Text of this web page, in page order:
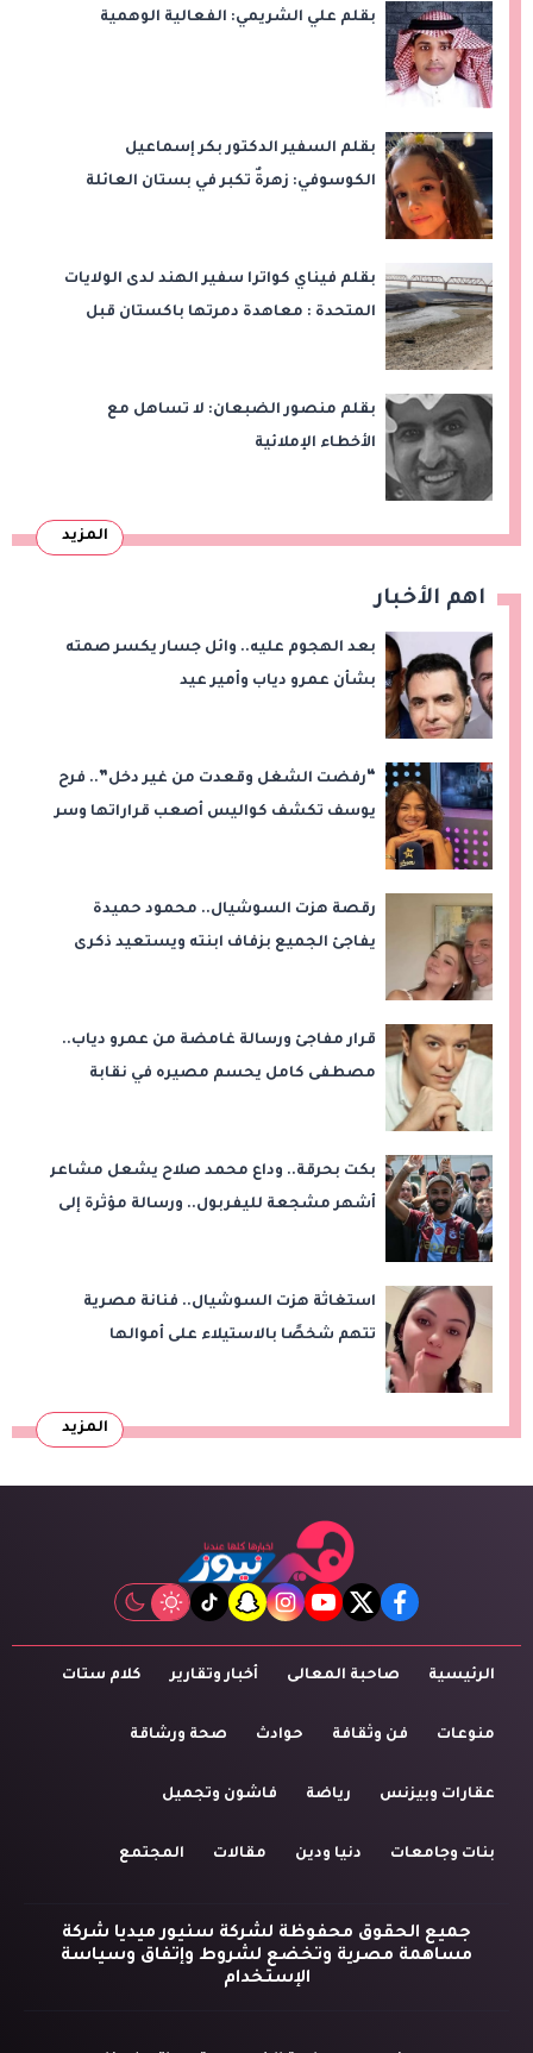
بقلم علي الشريمي: الفعالية الوهمية
بقلم السفير الدكتور بكر إسماعيل
الكوسوفي: زهرةٌ تكبر في بستان العائلة
بقلم فيناي كواترا سفير الهند لدى الولايات
المتحدة : معاهدة دمرتها باكستان قبل
بقلم منصور الضبعان: لا تساهل مع
الأخطاء الإملائية
المزيد
اهم الأخبار
بعد الهجوم عليه.. وائل جسار يكسر صمته
بشأن عمرو دياب وأمير عيد
“رفضت الشغل وقعدت من غير دخل”.. فرح
يوسف تكشف كواليس أصعب قراراتها وسر
رقصة هزت السوشيال.. محمود حميدة
يفاجئ الجميع بزفاف ابنته ويستعيد ذكرى
قرار مفاجئ ورسالة غامضة من عمرو دياب..
مصطفى كامل يحسم مصيره في نقابة
بكت بحرقة.. وداع محمد صلاح يشعل مشاعر
أشهر مشجعة لليفربول.. ورسالة مؤثرة إلى
استغاثة هزت السوشيال.. فنانة مصرية
تتهم شخصًا بالاستيلاء على أموالها
المزيد
facebook
twitter
youtube
instagram
snapchat
tiktok
الرئيسية صاحبة المعالى أخبار وتقارير كلام ستات
منوعات فن وثقافة حوادث صحة ورشاقة
عقارات وبيزنس رياضة فاشون وتجميل
بنات وجامعات دنيا ودين مقالات المجتمع
جميع الحقوق محفوظة لشركة سنيور ميديا شركة
مساهمة مصرية وتخضع لشروط وإتفاق وسياسة
الإستخدام